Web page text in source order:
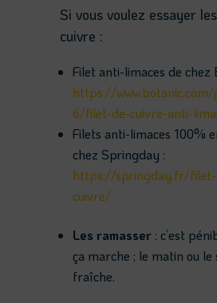
Si vous voulez essayer
cuivre :
Filet anti-limaces de chez
https://
6/filet-de-cuivre-anti-
Filets anti-limaces 100%
chez Springday :
https://springday.fr/filet-
cuivre/
Les ramasser : c’est
ça marche ; le matin ou le
fraîche.